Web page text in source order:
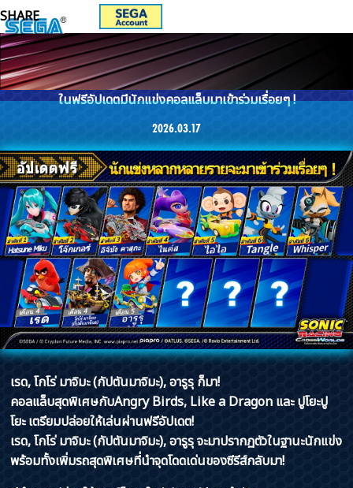
ในฟรีอัปเดตมีนักแข่งคอลแล็บมาเข้าร่วมเรื่อยๆ !
2026.03.17
เรด, โกโร่ มาจิมะ (กัปตันมาจิมะ), อารูรุ ก็มา!
คอลแล็บสุดพิเศษกับAngry Birds, Like a Dragon และ ปูโยะปู
โยะ เตรียมปล่อยให้เล่นผ่านฟรีอัปเดต!
เรด, โกโร่ มาจิมะ (กัปตันมาจิมะ), อารูรุ จะมาปรากฏตัวในฐานะนักแข่ง
พร้อมทั้งเพิ่มรถสุดพิเศษที่นำจุดโดดเด่นของซีรีส์กลับมา!